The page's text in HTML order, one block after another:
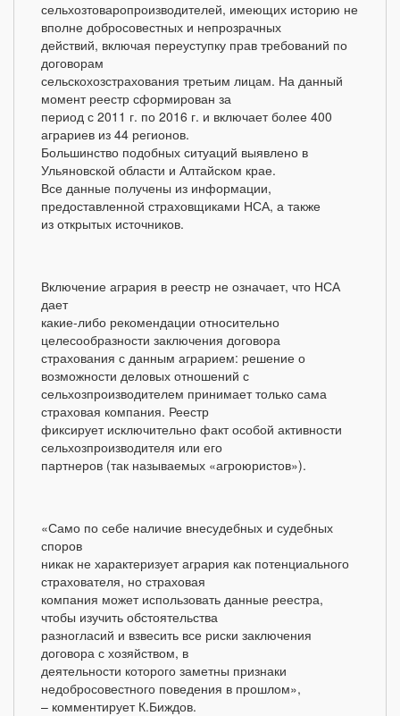
сельхозтоваропроизводителей, имеющих историю не
вполне добросовестных и непрозрачных
действий, включая переуступку прав требований по
договорам
сельскохозстрахования третьим лицам. На данный
момент реестр сформирован за
период с 2011 г. по 2016 г. и включает более 400
аграриев из 44 регионов.
Большинство подобных ситуаций выявлено в
Ульяновской области и Алтайском крае.
Все данные получены из информации,
предоставленной страховщиками НСА, а также
из открытых источников.
Включение агрария в реестр не означает, что НСА
дает
какие-либо рекомендации относительно
целесообразности заключения договора
страхования с данным аграрием: решение о
возможности деловых отношений с
сельхозпроизводителем принимает только сама
страховая компания. Реестр
фиксирует исключительно факт особой активности
сельхозпроизводителя или его
партнеров (так называемых «агроюристов»).
«Само по себе наличие внесудебных и судебных
споров
никак не характеризует агрария как потенциального
страхователя, но страховая
компания может использовать данные реестра,
чтобы изучить обстоятельства
разногласий и взвесить все риски заключения
договора с хозяйством, в
деятельности которого заметны признаки
недобросовестного поведения в прошлом»,
– комментирует К.Биждов.